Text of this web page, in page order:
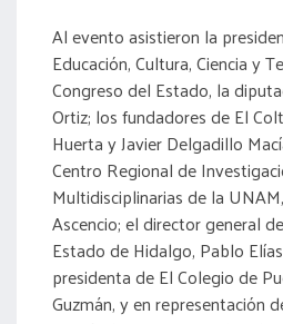
Al evento asistieron la
Educación, Cultura, Ciencia y
Congreso del Estado, la
Ortiz; los fundadores de El
Huerta y Javier Delgadillo
Centro Regional de
Multidisciplinarias de la
Ascencio; el director general
Estado de Hidalgo, Pablo
presidenta de El Colegio de
Guzmán, y en representación